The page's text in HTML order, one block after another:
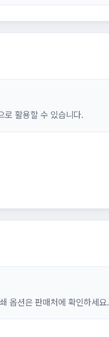
로 활용할 수 있습니다.
옵션은 판매처에 확인하세요.